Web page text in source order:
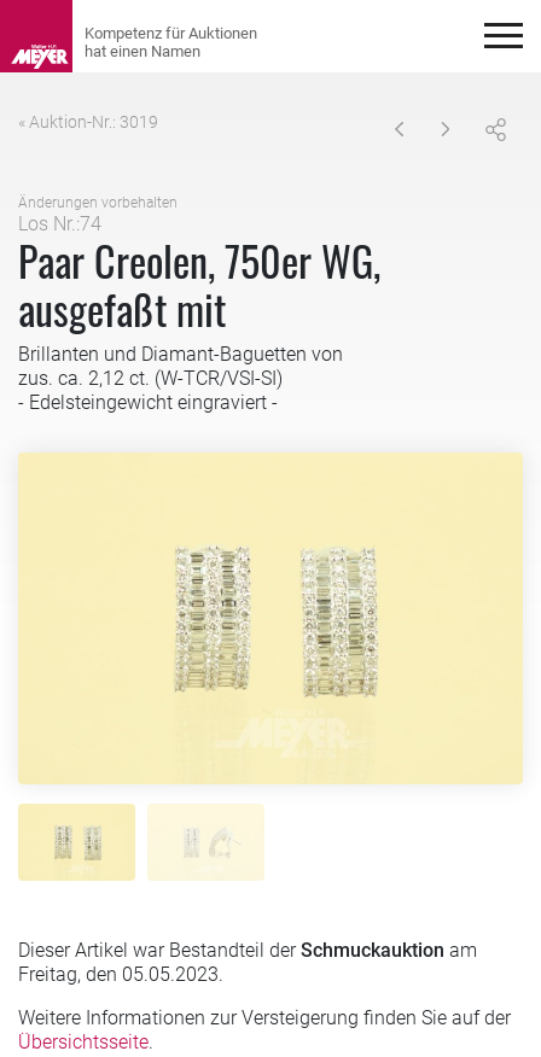
« Auktion-Nr.: 3019
Änderungen vorbehalten
Los Nr.:74
Paar Creolen, 750er WG,
ausgefaßt mit
Brillanten und Diamant-Baguetten von
zus. ca. 2,12 ct. (W-TCR/VSI-SI)
- Edelsteingewicht eingraviert -
Dieser Artikel war Bestandteil derSchmuckauktion am
Freitag, den 05.05.2023.
Weitere Informationen zur Versteigerung finden Sie auf der
Übersichtsseite.